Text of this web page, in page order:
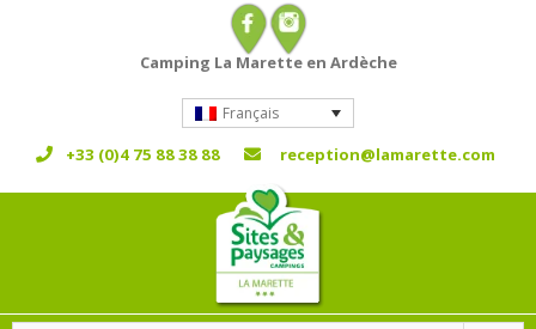
Camping La Marette en Ardèche
Français
+33 (0)4 75 88 38 88 reception@lamarette.com